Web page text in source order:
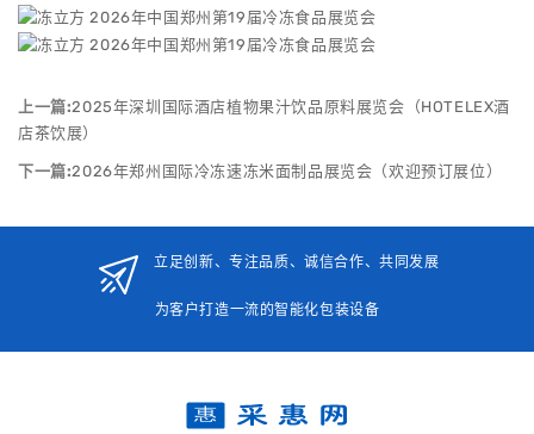
上一篇:2025年深圳国际酒店植物果汁饮品原料展览会（HOTELEX酒
店茶饮展）
下一篇:2026年郑州国际冷冻速冻米面制品展览会（欢迎预订展位）
立足创新、专注品质、诚信合作、共同发展
为客户打造一流的智能化包装设备